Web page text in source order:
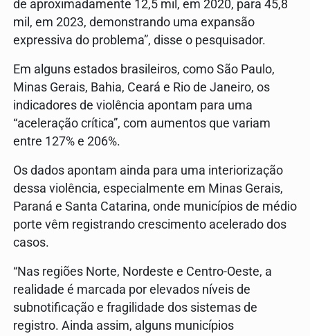
de aproximadamente 12,5 mil, em 2020, para 45,8
mil, em 2023, demonstrando uma expansão
expressiva do problema”, disse o pesquisador.
Em alguns estados brasileiros, como São Paulo,
Minas Gerais, Bahia, Ceará e Rio de Janeiro, os
indicadores de violência apontam para uma
“aceleração crítica”, com aumentos que variam
entre 127% e 206%.
Os dados apontam ainda para uma interiorização
dessa violência, especialmente em Minas Gerais,
Paraná e Santa Catarina, onde municípios de médio
porte vêm registrando crescimento acelerado dos
casos.
“Nas regiões Norte, Nordeste e Centro-Oeste, a
realidade é marcada por elevados níveis de
subnotificação e fragilidade dos sistemas de
registro. Ainda assim, alguns municípios